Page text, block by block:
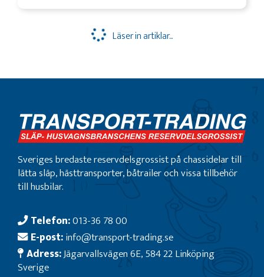
Läser in artiklar...
Sveriges bredaste reservdelsgrossist på chassidelar till
lätta släp, hästtransporter, båtrailer och vissa tillbehör
till husbilar.
Telefon:013-36 78 00
E-post:info@transport-trading.se
Adress:Jägarvallsvägen 6E, 584 22 Linköping
Sverige